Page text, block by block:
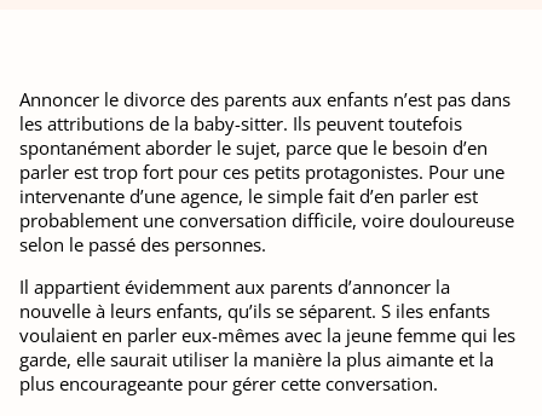
Annoncer le divorce des parents aux enfants n’est pas dans
les attributions de la baby-sitter. Ils peuvent toutefois
spontanément aborder le sujet, parce que le besoin d’en
parler est trop fort pour ces petits protagonistes. Pour une
intervenante d’une agence, le simple fait d’en parler est
probablement une conversation difficile, voire douloureuse
selon le passé des personnes.
Il appartient évidemment aux parents d’annoncer la
nouvelle à leurs enfants, qu’ils se séparent. S iles enfants
voulaient en parler eux-mêmes avec la jeune femme qui les
garde, elle saurait utiliser la manière la plus aimante et la
plus encourageante pour gérer cette conversation.